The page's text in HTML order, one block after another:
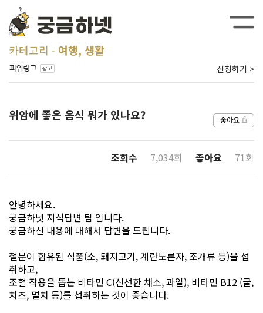
카테고리 여행, 생활
신청하기 >
위암에 좋은 음식 뭐가 있나요? 좋아요
조회수 7,034회 좋아요 71회
안녕하세요.
궁금하넷 지식답변 팀 입니다.
궁금하신 내용에 대해서 답변을 드립니다.
철분이 함유된 식품(소, 돼지고기, 계란노른자, 조개류 등)을 섭
취하고,
조혈 작용을 돕는 비타민 C(신선한 채소, 과일), 비타민 B12 (굴,
치즈, 멸치 등)를 섭취하는 것이 좋습니다.